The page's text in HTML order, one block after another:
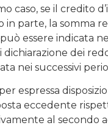
caso, se il credito
in parte, la somma
essere indicata
dichiarazione dei
nei successivi
espressa
eccedente
al secondo